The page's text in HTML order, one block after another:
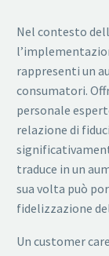
Nel contesto
rappresenti un
consumatori.
personale
relazione di
traduce in un
sua volta può
fidelizzazione
Un customer